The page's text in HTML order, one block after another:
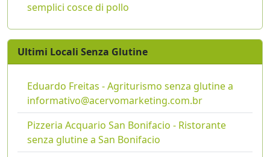
semplici cosce di pollo
Ultimi Locali Senza Glutine
Eduardo Freitas - Agriturismo senza glutine a
informativo@acervomarketing.com.br
Pizzeria Acquario San Bonifacio - Ristorante
senza glutine a San Bonifacio